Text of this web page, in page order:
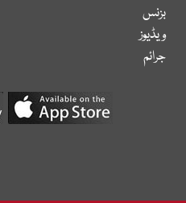
بزنس
ویڈیوز
جرائم